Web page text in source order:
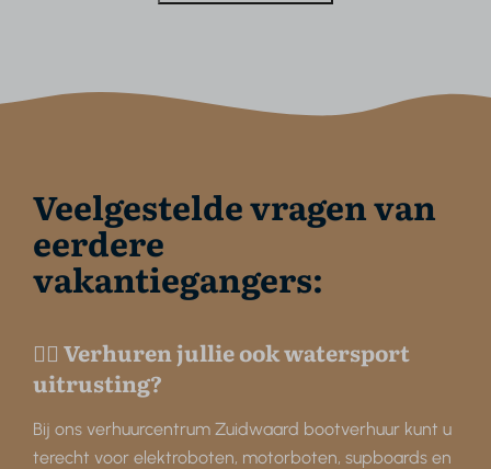
Veelgestelde vragen van
eerdere
vakantiegangers:
🏄🏼 Verhuren jullie ook watersport
uitrusting?
Bij ons verhuurcentrum Zuidwaard bootverhuur kunt u
terecht voor elektroboten, motorboten, supboards en